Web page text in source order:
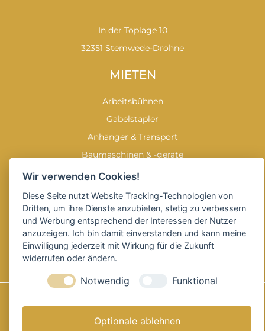
In der Toplage 10
32351 Stemwede-Drohne
MIETEN
Arbeitsbühnen
Gabelstapler
Anhänger & Transport
Baumaschinen & -geräte
Garten & Forstgeräte
Reinigungstechnik
SOCIAL MEDIA
Cookie Einstellungen
Wir verwenden Cookies!
Diese Seite nutzt Website Tracking-Technologien von
Dritten, um ihre Dienste anzubieten, stetig zu verbessern
und Werbung entsprechend der Interessen der Nutzer
anzuzeigen. Ich bin damit einverstanden und kann meine
Einwilligung jederzeit mit Wirkung für die Zukunft
widerrufen oder ändern.
Notwendig Funktional
Optionale ablehnen